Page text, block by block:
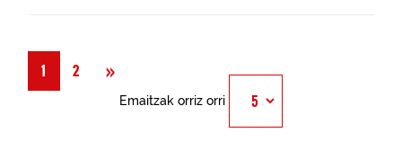
1 2 »
Emaitzak orriz orri